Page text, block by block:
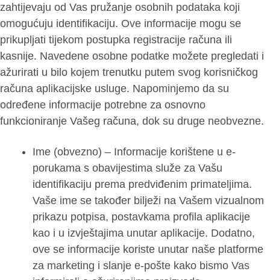
zahtijevaju od Vas pružanje osobnih podataka koji
omogućuju identifikaciju. Ove informacije mogu se
prikupljati tijekom postupka registracije računa ili
kasnije. Navedene osobne podatke možete pregledati i
ažurirati u bilo kojem trenutku putem svog korisničkog
računa aplikacijske usluge. Napominjemo da su
određene informacije potrebne za osnovno
funkcioniranje Vašeg računa, dok su druge neobvezne.
Ime (obvezno) – Informacije korištene u e-
porukama s obavijestima služe za Vašu
identifikaciju prema predviđenim primateljima.
Vaše ime se također bilježi na Vašem vizualnom
prikazu potpisa, postavkama profila aplikacije
kao i u izvještajima unutar aplikacije. Dodatno,
ove se informacije koriste unutar naše platforme
za marketing i slanje e-pošte kako bismo Vas